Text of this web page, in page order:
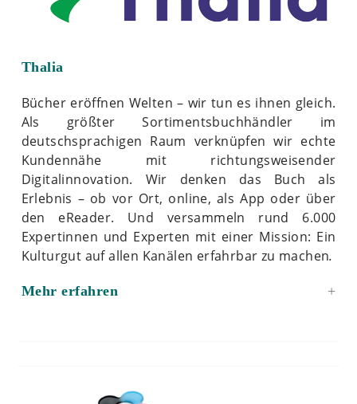
Thalia
Bücher eröffnen Welten – wir tun es ihnen gleich.
Als größter Sortimentsbuchhändler im
deutschsprachigen Raum verknüpfen wir echte
Kundennähe mit richtungsweisender
Digitalinnovation. Wir denken das Buch als
Erlebnis – ob vor Ort, online, als App oder über
den eReader. Und versammeln rund 6.000
Expertinnen und Experten mit einer Mission: Ein
Kulturgut auf allen Kanälen erfahrbar zu machen.
Mehr erfahren